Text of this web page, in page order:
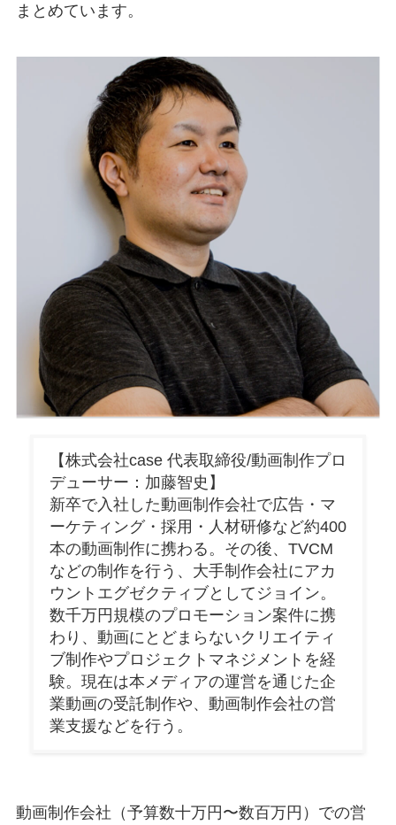
まとめています。
【株式会社case 代表取締役/動画制作プロ
デューサー：加藤智史】
新卒で入社した動画制作会社で広告・マ
ーケティング・採用・人材研修など約400
本の動画制作に携わる。その後、TVCM
などの制作を行う、大手制作会社にアカ
ウントエグゼクティブとしてジョイン。
数千万円規模のプロモーション案件に携
わり、動画にとどまらないクリエイティ
ブ制作やプロジェクトマネジメントを経
験。現在は本メディアの運営を通じた企
業動画の受託制作や、動画制作会社の営
業支援などを行う。
動画制作会社（予算数十万円〜数百万円）での営